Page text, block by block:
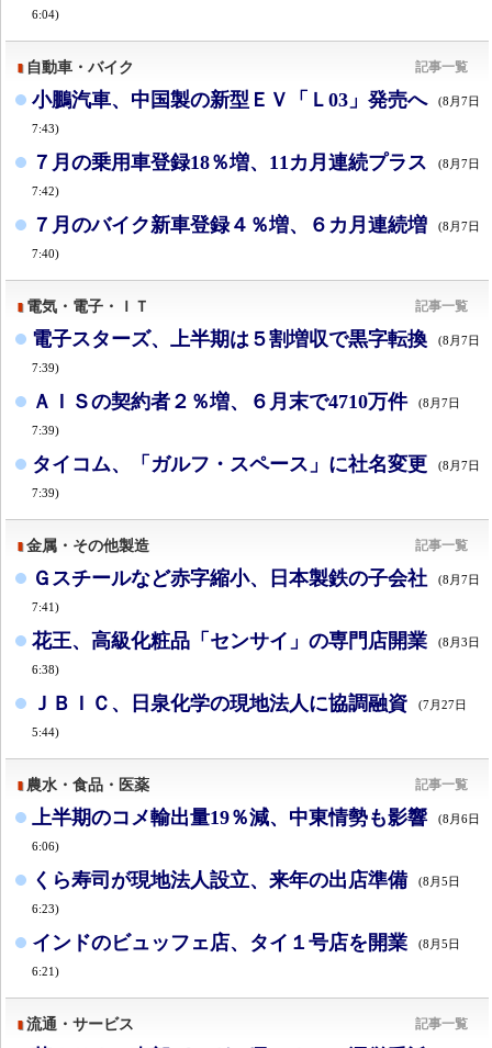
6:04)
自動車・バイク 記事一覧
小鵬汽車、中国製の新型ＥＶ「Ｌ03」発売へ (8月7日
7:43)
７月の乗用車登録18％増、11カ月連続プラス (8月7日
7:42)
７月のバイク新車登録４％増、６カ月連続増 (8月7日
7:40)
電気・電子・ＩＴ 記事一覧
電子スターズ、上半期は５割増収で黒字転換 (8月7日
7:39)
ＡＩＳの契約者２％増、６月末で4710万件 (8月7日
7:39)
タイコム、「ガルフ・スペース」に社名変更 (8月7日
7:39)
金属・その他製造 記事一覧
Ｇスチールなど赤字縮小、日本製鉄の子会社 (8月7日
7:41)
花王、高級化粧品「センサイ」の専門店開業 (8月3日
6:38)
ＪＢＩＣ、日泉化学の現地法人に協調融資 (7月27日
5:44)
農水・食品・医薬 記事一覧
上半期のコメ輸出量19％減、中東情勢も影響 (8月6日
6:06)
くら寿司が現地法人設立、来年の出店準備 (8月5日
6:23)
インドのビュッフェ店、タイ１号店を開業 (8月5日
6:21)
流通・サービス 記事一覧